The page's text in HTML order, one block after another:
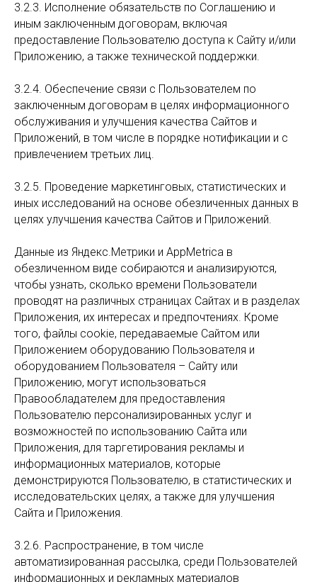
3.2.3. Исполнение обязательств по Соглашению и
иным заключенным договорам, включая
предоставление Пользователю доступа к Сайту и/или
Приложению, а также технической поддержки.
3.2.4. Обеспечение связи с Пользователем по
заключенным договорам в целях информационного
обслуживания и улучшения качества Сайтов и
Приложений, в том числе в порядке нотификации и с
привлечением третьих лиц.
3.2.5. Проведение маркетинговых, статистических и
иных исследований на основе обезличенных данных в
целях улучшения качества Сайтов и Приложений.
Данные из Яндекс.Метрики и AppMetrica в
обезличенном виде собираются и анализируются,
чтобы узнать, сколько времени Пользователи
проводят на различных страницах Сайтах и в разделах
Приложения, их интересах и предпочтениях. Кроме
того, файлы cookie, передаваемые Сайтом или
Приложением оборудованию Пользователя и
оборудованием Пользователя – Сайту или
Приложению, могут использоваться
Правообладателем для предоставления
Пользователю персонализированных услуг и
возможностей по использованию Сайта или
Приложения, для таргетирования рекламы и
информационных материалов, которые
демонстрируются Пользователю, в статистических и
исследовательских целях, а также для улучшения
Сайта и Приложения.
3.2.6. Распространение, в том числе
автоматизированная рассылка, среди Пользователей
информационных и рекламных материалов